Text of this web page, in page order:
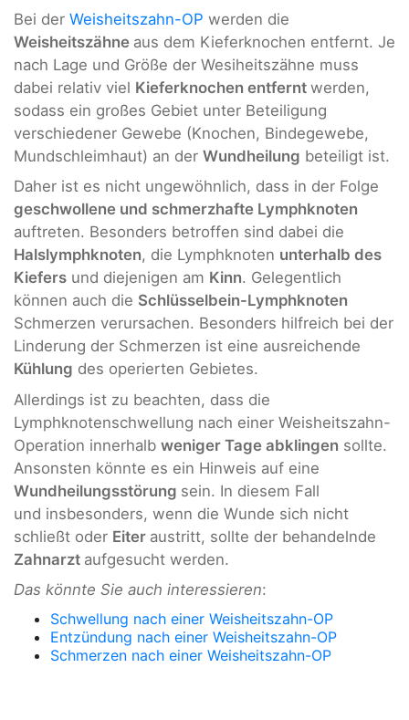
Bei der Weisheitszahn-OP werden die
Weisheitszähne aus dem Kieferknochen entfernt. Je
nach Lage und Größe der Wesiheitszähne muss
dabei relativ viel Kieferknochen entfernt werden,
sodass ein großes Gebiet unter Beteiligung
verschiedener Gewebe (Knochen, Bindegewebe,
Mundschleimhaut) an der Wundheilung beteiligt ist.
Daher ist es nicht ungewöhnlich, dass in der Folge
geschwollene und schmerzhafte Lymphknoten
auftreten. Besonders betroffen sind dabei die
Halslymphknoten, die Lymphknoten unterhalb des
Kiefers und diejenigen am Kinn. Gelegentlich
können auch die Schlüsselbein-Lymphknoten
Schmerzen verursachen. Besonders hilfreich bei der
Linderung der Schmerzen ist eine ausreichende
Kühlung des operierten Gebietes.
Allerdings ist zu beachten, dass die
Lymphknotenschwellung nach einer Weisheitszahn-
Operation innerhalb weniger Tage abklingen sollte.
Ansonsten könnte es ein Hinweis auf eine
Wundheilungsstörung sein. In diesem Fall
und insbesonders, wenn die Wunde sich nicht
schließt oder Eiter austritt, sollte der behandelnde
Zahnarzt aufgesucht werden.
Das könnte Sie auch interessieren:
Schwellung nach einer Weisheitszahn-OP
Entzündung nach einer Weisheitszahn-OP
Schmerzen nach einer Weisheitszahn-OP